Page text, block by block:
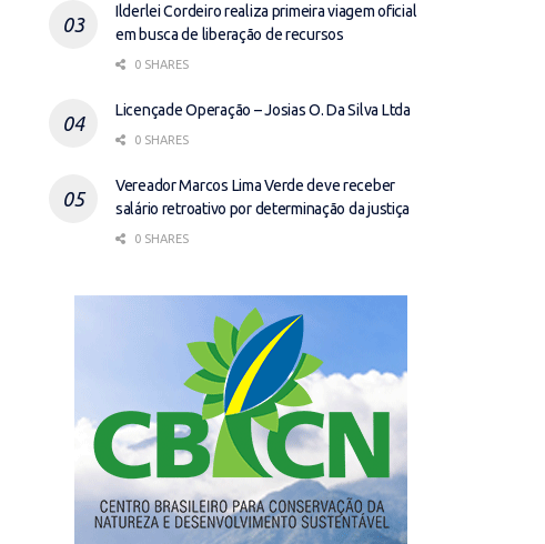
Ilderlei Cordeiro realiza primeira viagem oficial
em busca de liberação de recursos
0 SHARES
Licençade Operação – Josias O. Da Silva Ltda
0 SHARES
Vereador Marcos Lima Verde deve receber
salário retroativo por determinação da justiça
0 SHARES